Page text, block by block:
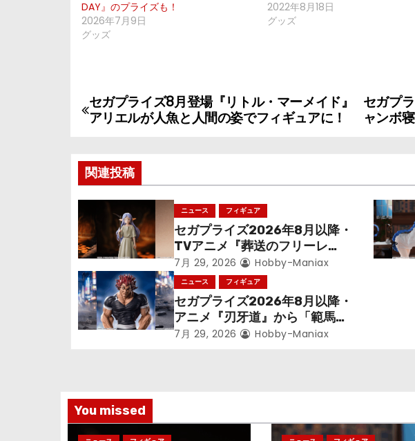
DAY』のプライズも！
2026年7月9日
グッズ
2022年8月18日
グッズ
投
ナ
ビ
ゲ
ー
シ
ョ
セガプ
ャンボ
セガプライズ8月登場『リトル・マーメイド』
アリエルが人魚と人間の姿でフィギュアに！
関連投稿
ニュース フィギュア
セガプライズ2026年8月以降・
TVアニメ『葬送のフリーレ
ン』鉱山で300年働くことにな
っっちゃった「フリーレン」を
立体化！
7月 29, 2026 Hobby-Maniax
ニュース フィギュア
セガプライズ2026年8月以降・
アニメ『刃牙道』から「範馬勇
次郎」が登場ッッ!!
7月 29, 2026 Hobby-Maniax
You missed